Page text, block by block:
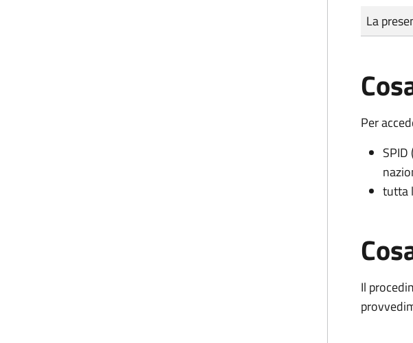
Tipo di
Importo
La
Per
tutta
Il